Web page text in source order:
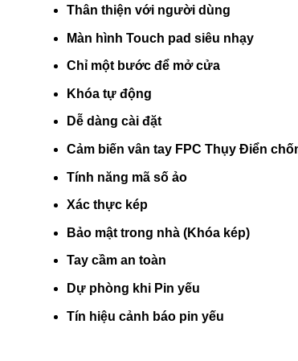
Thân thiện với người dùng
Màn hình Touch pad siêu nhạy
Chỉ một bước để mở cửa
Khóa tự động
Dễ dàng cài đặt
Cảm biến vân tay FPC Thụy Điển
Tính năng mã số ảo
Xác thực kép
Bảo mật trong nhà (Khóa kép)
Tay cầm an toàn
Dự phòng khi Pin yếu
Tín hiệu cảnh báo pin yếu